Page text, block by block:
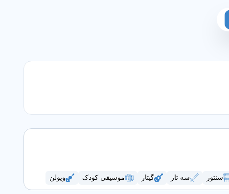
سنتور سه تار گیتار موسیقی کودک ویولن